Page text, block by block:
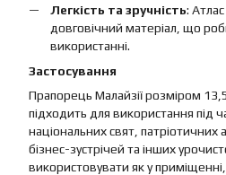
Легкість та зручність:
довговічний матеріал, що
використанні.
Застосування
Прапорець Малайзії розміром
підходить для використання під
національних свят, патріотичних
бізнес-зустрічей та інших
використовувати як у